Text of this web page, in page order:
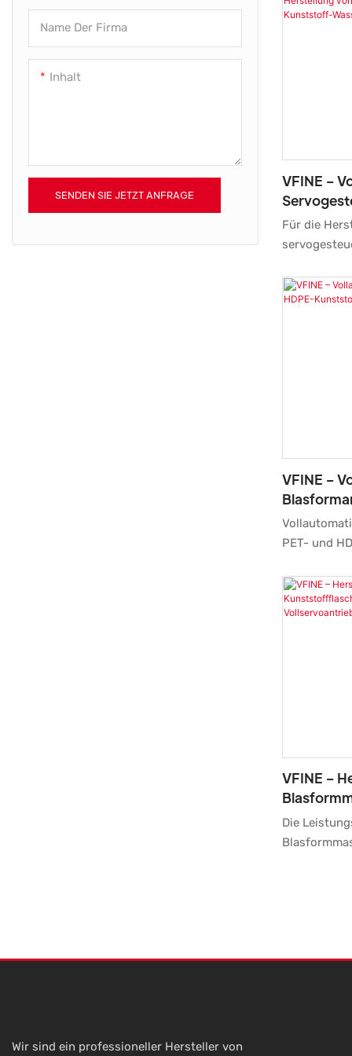
Name Der Firma
Inhalt
SENDEN SIE JETZT ANFRAGE
ausgelegt
VFINE –
Für die
werden
Produkt
VFINE –
PET- und
Maschinen
VFINE –
Die
Design
Wir sind ein professioneller Hersteller von